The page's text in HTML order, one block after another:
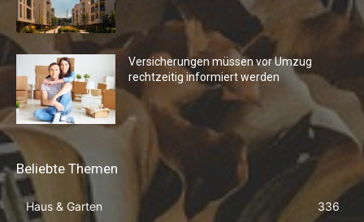
Versicherungen müssen vor Umzug
rechtzeitig informiert werden
Beliebte Themen
Haus & Garten
336